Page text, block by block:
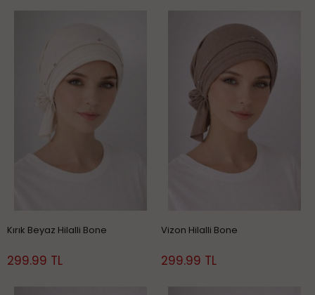
Kırık Beyaz Hilalli Bone
299.99 TL
Vizon Hilalli Bone
299.99 TL